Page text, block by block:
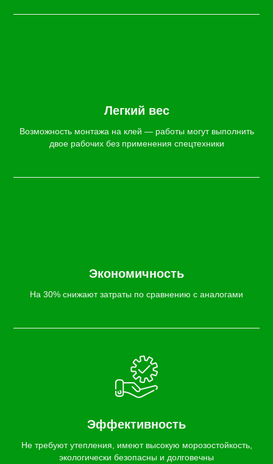
Легкий вес
Возможность монтажа на клей — работы могут выполнить
двое рабочих без применения спецтехники
Экономичность
На 30% снижают затраты по сравнению с аналогами
Эффективность
Не требуют утепления, имеют высокую морозостойкость,
экологически безопасны и долговечны